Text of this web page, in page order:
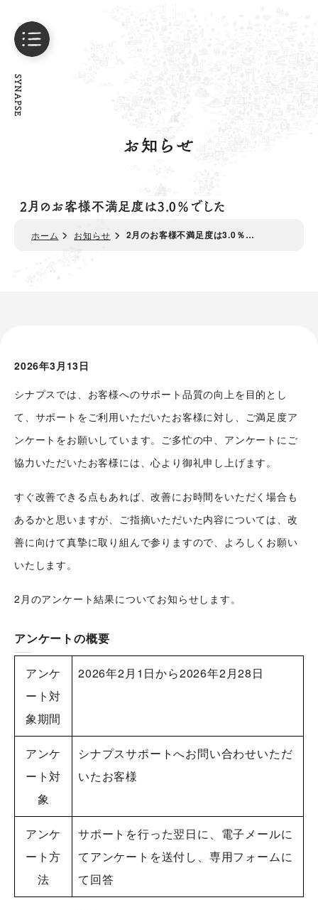
お知らせ
2月のお客様不満足度は3.0％でした
ホーム お知らせ 2月のお客様不満足度は3.0％…
2026年3月13日
シナプスでは、お客様へのサポート品質の向上を目的とし
て、サポートをご利用いただいたお客様に対し、ご満足度ア
ンケートをお願いしています。ご多忙の中、アンケートにご
協力いただいたお客様には、心より御礼申し上げます。
すぐ改善できる点もあれば、改善にお時間をいただく場合も
あるかと思いますが、ご指摘いただいた内容については、改
善に向けて真摯に取り組んで参りますので、よろしくお願い
いたします。
2月のアンケート結果についてお知らせします。
アンケートの概要
アンケ
ート対
象期間
2026年2月1日から2026年2月28日
アンケ
ート対
象
シナプスサポートへお問い合わせいただ
いたお客様
アンケ
ート方
法
サポートを行った翌日に、電子メールに
てアンケートを送付し、専用フォームに
て回答
SYNAPSE